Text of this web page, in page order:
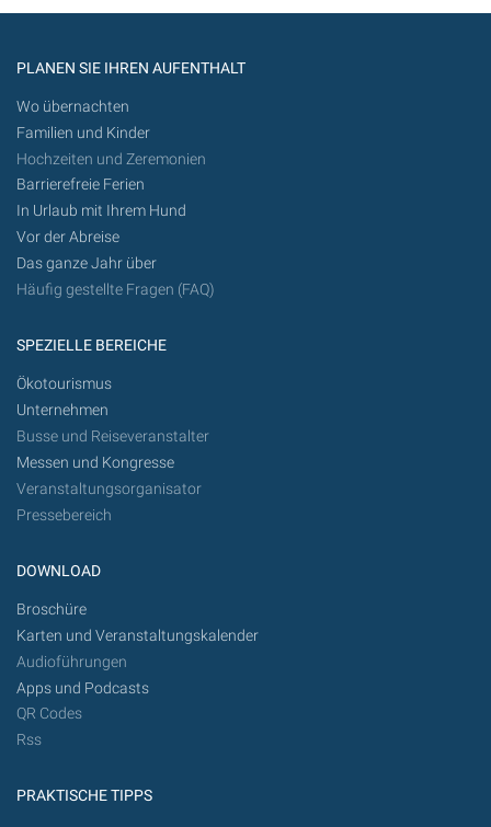
PLANEN SIE IHREN AUFENTHALT
Wo übernachten
Familien und Kinder
Hochzeiten und Zeremonien
Barrierefreie Ferien
In Urlaub mit Ihrem Hund
Vor der Abreise
Das ganze Jahr über
Häufig gestellte Fragen (FAQ)
SPEZIELLE BEREICHE
Ökotourismus
Unternehmen
Busse und Reiseveranstalter
Messen und Kongresse
Veranstaltungsorganisator
Pressebereich
DOWNLOAD
Broschüre
Karten und Veranstaltungskalender
Audioführungen
Apps und Podcasts
QR Codes
Rss
PRAKTISCHE TIPPS